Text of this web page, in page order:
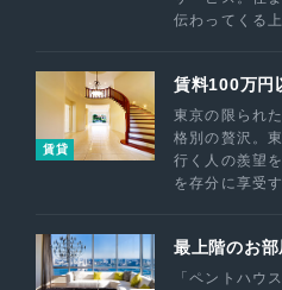
伝わってくる
賃貸
賃料100万円
東京の限られ
格別の贅沢。
行く人の羨望
を存分に享受
最上階のお部
「ペントハウ